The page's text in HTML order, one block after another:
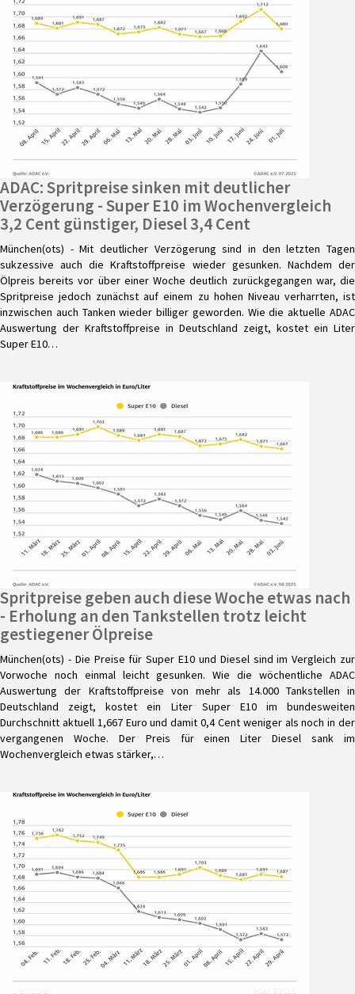
ADAC: Spritpreise sinken mit deutlicher
Verzögerung - Super E10 im Wochenvergleich
3,2 Cent günstiger, Diesel 3,4 Cent
München(ots) - Mit deutlicher Verzögerung sind in den letzten Tagen
sukzessive auch die Kraftstoffpreise wieder gesunken. Nachdem der
Ölpreis bereits vor über einer Woche deutlich zurückgegangen war, die
Spritpreise jedoch zunächst auf einem zu hohen Niveau verharrten, ist
inzwischen auch Tanken wieder billiger geworden. Wie die aktuelle ADAC
Auswertung der Kraftstoffpreise in Deutschland zeigt, kostet ein Liter
Super E10…
Spritpreise geben auch diese Woche etwas nach
- Erholung an den Tankstellen trotz leicht
gestiegener Ölpreise
München(ots) - Die Preise für Super E10 und Diesel sind im Vergleich zur
Vorwoche noch einmal leicht gesunken. Wie die wöchentliche ADAC
Auswertung der Kraftstoffpreise von mehr als 14.000 Tankstellen in
Deutschland zeigt, kostet ein Liter Super E10 im bundesweiten
Durchschnitt aktuell 1,667 Euro und damit 0,4 Cent weniger als noch in der
vergangenen Woche. Der Preis für einen Liter Diesel sank im
Wochenvergleich etwas stärker,…